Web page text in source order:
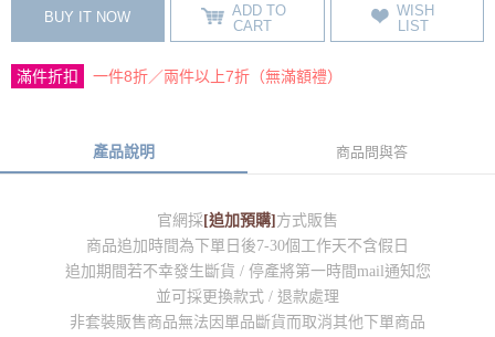
BUY IT NOW
ADD TO
CART
WISH
LIST
滿件折扣 一件8折／兩件以上7折（無滿額禮）
產品說明 商品問與答
官網採[追加預購]方式販售
商品追加時間為下單日後7-30個工作天不含假日
追加期間若不幸發生斷貨 / 停產將第一時間mail通知您
並可採更換款式 / 退款處理
非套裝販售商品無法因單品斷貨而取消其他下單商品